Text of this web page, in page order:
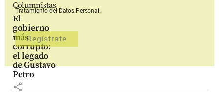
Columnistas
El
gobierno
más
corrupto:
el legado
de Gustavo
Petro
share
Tratamiento del Datos Personal.